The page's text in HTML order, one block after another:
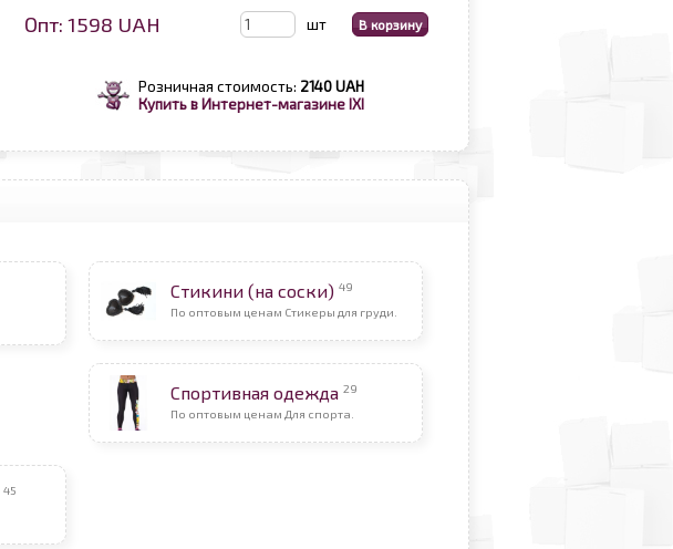
Опт: 1598 UAH шт
Розничная стоимость: 2140 UAH
Купить в Интернет-магазине IXI
Стикини (на соски) 49
По оптовым ценам Стикеры для груди.
Спортивная одежда 29
По оптовым ценам Для спорта.
45